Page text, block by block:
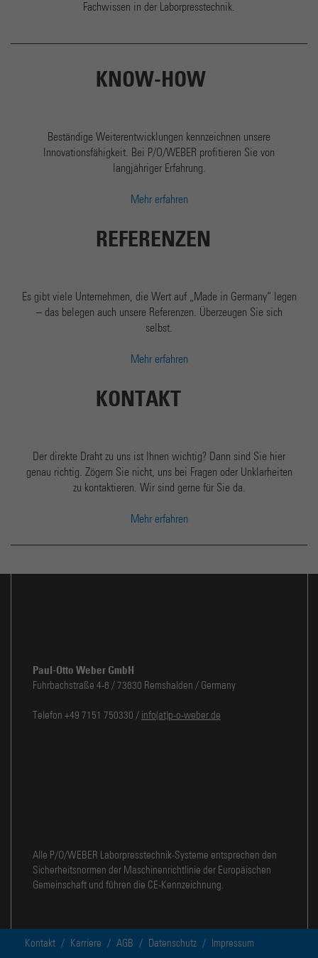
Fachwissen in der Laborpresstechnik.
KNOW-HOW
Beständige Weiterentwicklungen kennzeichnen unsere
Innovationsfähigkeit. Bei P/O/WEBER profitieren Sie von
langjähriger Erfahrung.
Mehr erfahren
REFERENZEN
Es gibt viele Unternehmen, die Wert auf „Made in Germany“ legen
– das belegen auch unsere Referenzen. Überzeugen Sie sich
selbst.
Mehr erfahren
KONTAKT
Der direkte Draht zu uns ist Ihnen wichtig? Dann sind Sie hier
genau richtig. Zögern Sie nicht, uns bei Fragen oder Unklarheiten
zu kontaktieren. Wir sind gerne für Sie da.
Mehr erfahren
Paul-Otto Weber GmbH
Fuhrbachstraße 4-6 / 73630 Remshalden / Germany
Telefon +49 7151 750330 / info(at)p-o-weber.de
Alle P/O/WEBER Laborpresstechnik-Systeme entsprechen den
Sicherheitsnormen der Maschinenrichtlinie der Europäischen
Gemeinschaft und führen die CE-Kennzeichnung.
Kontakt / Karriere / AGB / Datenschutz / Impressum